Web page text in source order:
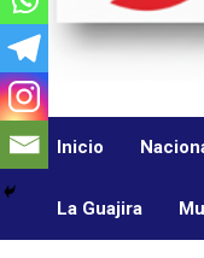
Gente
Es mejor molestar
Inicio
La Guajira